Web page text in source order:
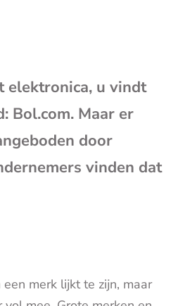
elektronica, u vindt
Bol.com. Maar er
door
vinden dat
merk lijkt te zijn, maar